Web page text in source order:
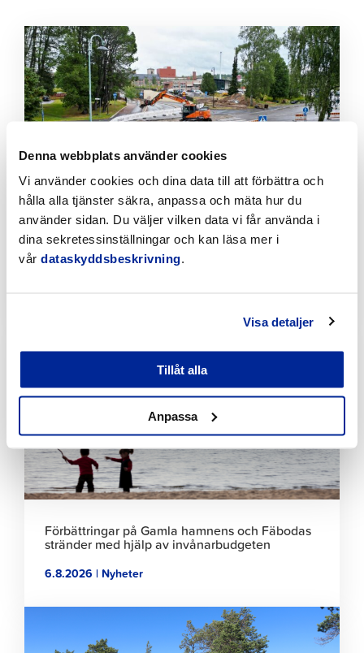
Denna webbplats använder cookies
Vi använder cookies och dina data till att förbättra och
hålla alla tjänster säkra, anpassa och mäta hur du
använder sidan. Du väljer vilken data vi får använda i
dina sekretessinställningar och kan läsa mer i
vår dataskyddsbeskrivning.
Visa detaljer
Tillåt alla
Anpassa
Klicka
för
att
läsa
artikeln
Tillfälliga trafikarrangemang vid Sikören samt i
korsningen mellan Stationsvägen och
Jakobsgatan
för
läsa
artikeln
Förbättringar på Gamla hamnens och Fäbodas
stränder med hjälp av invånarbudgeten
6.8.2026 | Nyheter